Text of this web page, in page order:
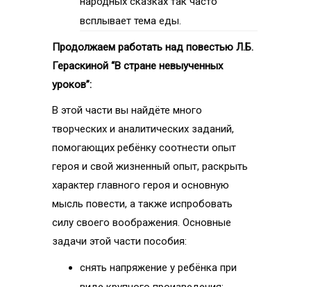
всплывает тема еды.
Продолжаем работать над повестью Л.Б.
Гераскиной “В стране невыученных
уроков”:
В этой части вы найдёте много
творческих и аналитических заданий,
помогающих ребёнку соотнести опыт
героя и свой жизненный опыт, раскрыть
характер главного героя и основную
мысль повести, а также испробовать
силу своего воображения. Основные
задачи этой части пособия:
снять напряжение у ребёнка при